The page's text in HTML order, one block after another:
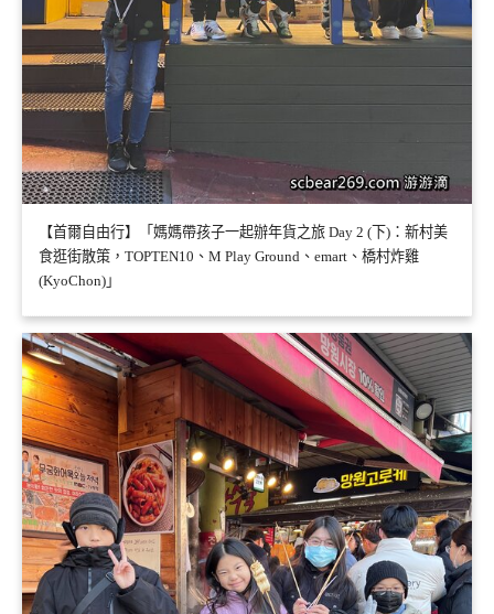
【首爾自由行】「媽媽帶孩子一起辦年貨之旅 Day 2 (下)：新村美
食逛街散策，TOPTEN10、M Play Ground、emart、橋村炸雞
(KyoChon)」